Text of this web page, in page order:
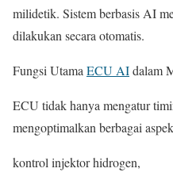
milidetik. Sistem berbasis AI
dilakukan secara otomatis.
Fungsi Utama ECU AIdalam
ECU tidak hanya mengatur
mengoptimalkan berbagai
kontrol injektor hidrogen,